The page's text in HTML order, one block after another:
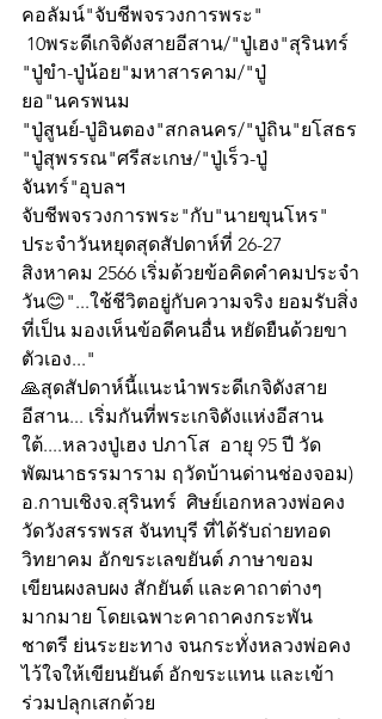
คอลัมน์"จับชีพจรวงการพระ"
10พระดีเกจิดังสายอีสาน/"ปู่เฮง"สุรินทร์
"ปู่ขำ-ปู่น้อย"มหาสารคาม/"ปู่
ยอ"นครพนม
"ปู่สูนย์-ปู่อินตอง"สกลนคร/"ปู่ถิน"ยโสธร
"ปู่สุพรรณ"ศรีสะเกษ/"ปู่เร็ว-ปู่
จันทร์"อุบลฯ
จับชีพจรวงการพระ"กับ"นายขุนโหร"
ประจำวันหยุดสุดสัปดาห์ที่ 26-27
สิงหาคม 2566 เริ่มด้วยข้อคิดคำคมประจำ
วัน😊"...ใช้ชีวิตอยู่กับความจริง ยอมรับสิ่ง
ที่เป็น มองเห็นข้อดีคนอื่น หยัดยืนด้วยขา
ตัวเอง..."
🙏สุดสัปดาห์นี้แนะนำพระดีเกจิดังสาย
อีสาน... เริ่มกันที่พระเกจิดังแห่งอีสาน
ใต้....หลวงปู่เฮง ปภาโส  อายุ 95 ปี วัด
พัฒนาธรรมาราม ฤวัดบ้านด่านช่องจอม)
อ.กาบเชิงจ.สุรินทร์  ศิษย์เอกหลวงพ่อคง
วัดวังสรรพรส จันทบุรี ที่ได้รับถ่ายทอด
วิทยาคม อักขระเลขยันต์ ภาษาขอม
เขียนผงลบผง สักยันต์ และคาถาต่างๆ
มากมาย โดยเฉพาะคาถาคงกระพัน
ชาตรี ย่นระยะทาง จนกระทั่งหลวงพ่อคง
ไว้ใจให้เขียนยันต์ อักขระแทน และเข้า
ร่วมปลุกเสกด้วย